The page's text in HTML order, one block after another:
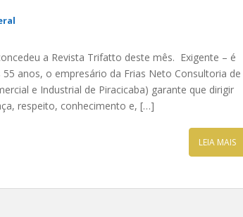
a Revista Trifatto deste mês. Exigente – é
anos, o empresário da Frias Neto Consultoria de
e Industrial de Piracicaba) garante que dirigir
respeito, conhecimento e, […]
LEIA MAIS